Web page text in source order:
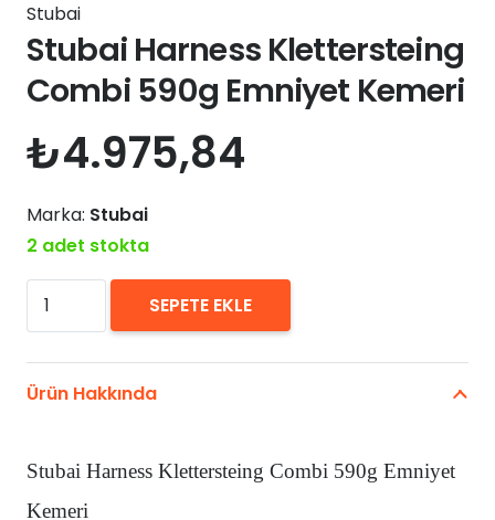
Stubai
Stubai Harness Klettersteing
Combi 590g Emniyet Kemeri
₺4.975,84
Marka: Stubai
2 adet stokta
Stubai
Combi
Kemeri
adet
SEPETE EKLE
Ürün Hakkında
Stubai Harness Klettersteing Combi 590g Emniyet
Kemeri